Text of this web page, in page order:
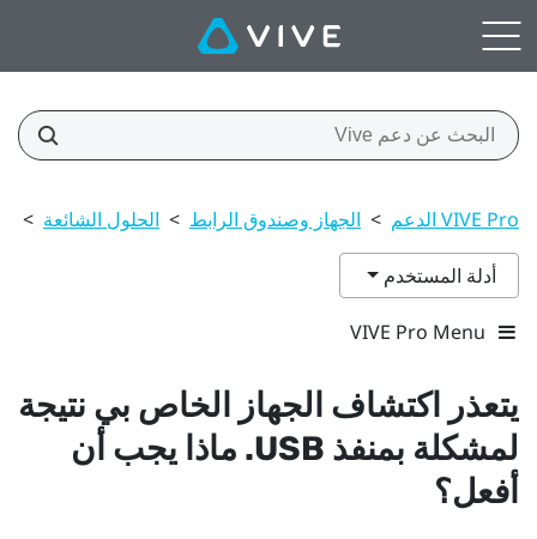
VIVE Pro الدعم > الجهاز وصندوق الرابط > الحلول الشائعة >
أدلة المستخدم
VIVE Pro Menu
يتعذر اكتشاف الجهاز الخاص بي نتيجة
لمشكلة بمنفذ USB. ماذا يجب أن
أفعل؟